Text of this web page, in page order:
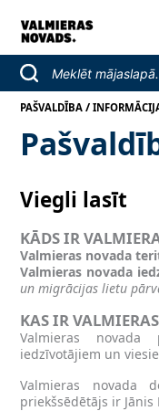
PAŠVALDĪBA /
Viegli lasīt
KĀDS IR
Valmieras novada
Valmieras novada
un migrācijas lietu
KAS IR
Valmieras
iedzīvotājiem un
Valmieras novada
priekšsēdētājs ir Jānis